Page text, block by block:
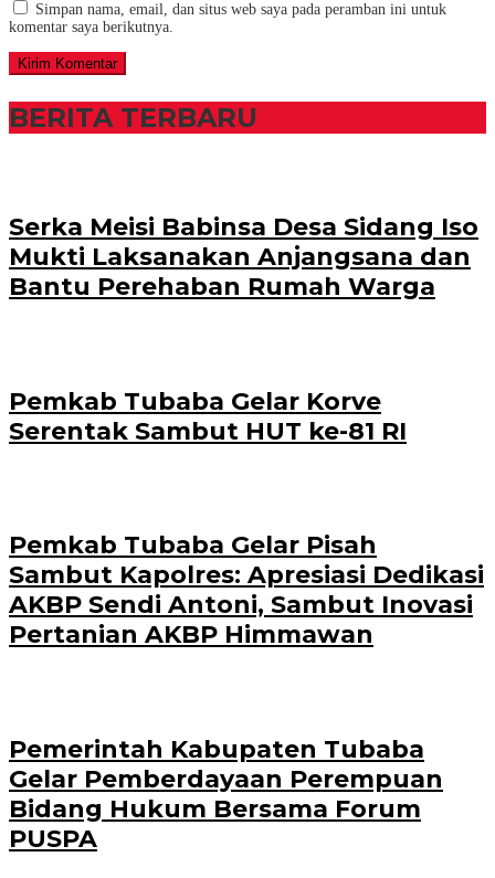
Simpan nama, email, dan situs web saya pada peramban ini untuk
komentar saya berikutnya.
BERITA TERBARU
Serka Meisi Babinsa Desa Sidang Iso
Mukti Laksanakan Anjangsana dan
Bantu Perehaban Rumah Warga
Pemkab Tubaba Gelar Korve
Serentak Sambut HUT ke-81 RI
Pemkab Tubaba Gelar Pisah
Sambut Kapolres: Apresiasi Dedikasi
AKBP Sendi Antoni, Sambut Inovasi
Pertanian AKBP Himmawan
Pemerintah Kabupaten Tubaba
Gelar Pemberdayaan Perempuan
Bidang Hukum Bersama Forum
PUSPA